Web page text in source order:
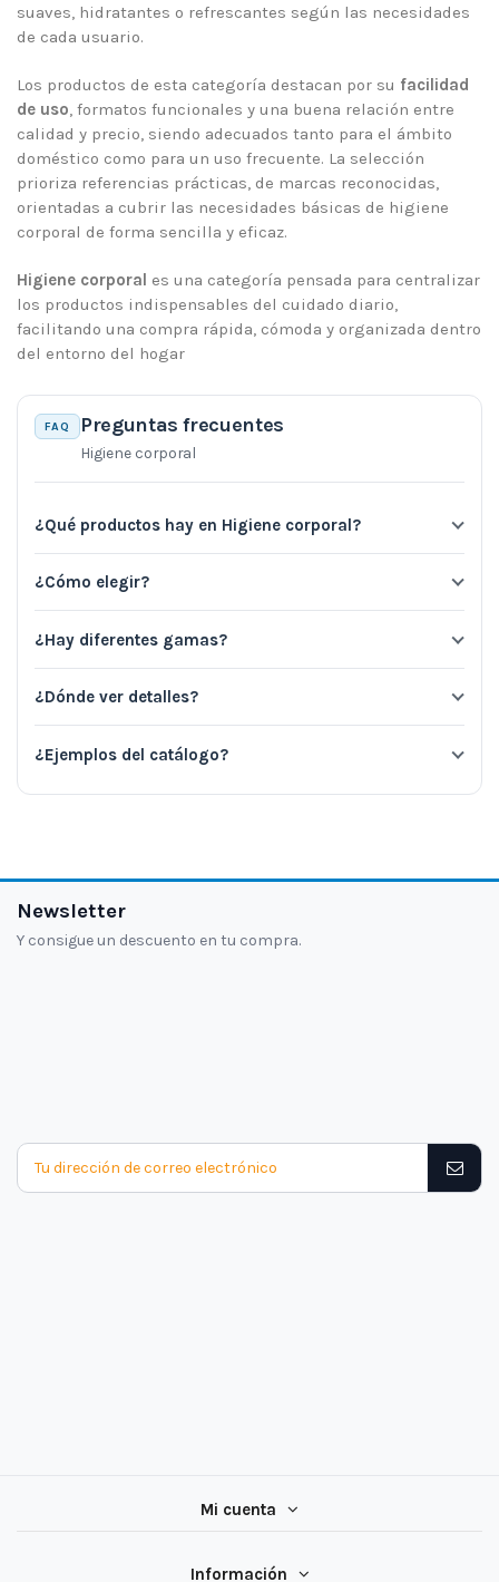
suaves, hidratantes o refrescantes según las necesidades
de cada usuario.
Los productos de esta categoría destacan por su facilidad
de uso, formatos funcionales y una buena relación entre
calidad y precio, siendo adecuados tanto para el ámbito
doméstico como para un uso frecuente. La selección
prioriza referencias prácticas, de marcas reconocidas,
orientadas a cubrir las necesidades básicas de higiene
corporal de forma sencilla y eficaz.
Higiene corporal es una categoría pensada para centralizar
los productos indispensables del cuidado diario,
facilitando una compra rápida, cómoda y organizada dentro
del entorno del hogar
FAQ Preguntas frecuentes
Higiene corporal
¿Qué productos hay en Higiene corporal?
¿Cómo elegir?
¿Hay diferentes gamas?
¿Dónde ver detalles?
¿Ejemplos del catálogo?
Newsletter
Y consigue un descuento en tu compra.
Mi cuenta
Información